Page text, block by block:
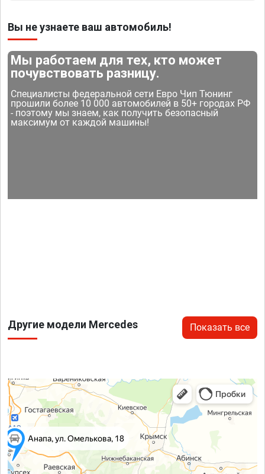
Вы не узнаете ваш автомобиль!
Мы работаем для тех, кто может
почувствовать разницу.
Специалисты федеральной сети Евро Чип Тюнинг
прошили более 10 000 автомобилей в 50+ городах РФ
- поэтому мы знаем, как получить безопасный
максимум от каждой машины!
Другие модели Mercedes Показать все